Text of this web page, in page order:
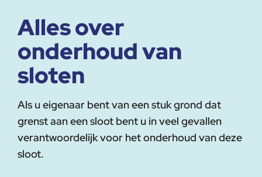
Alles over
onderhoud van
sloten
Als u eigenaar bent van een stuk grond dat
grenst aan een sloot bent u in veel gevallen
verantwoordelijk voor het onderhoud van deze
sloot.